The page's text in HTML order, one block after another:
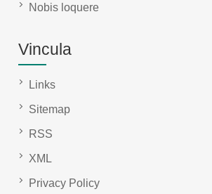
Nobis loquere
Vincula
Links
Sitemap
RSS
XML
Privacy Policy